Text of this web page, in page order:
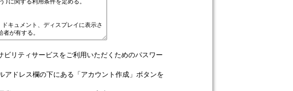
リティサービスをご利用いただくためのパスワー
ドレス欄の下にある「アカウント作成」ボタンを